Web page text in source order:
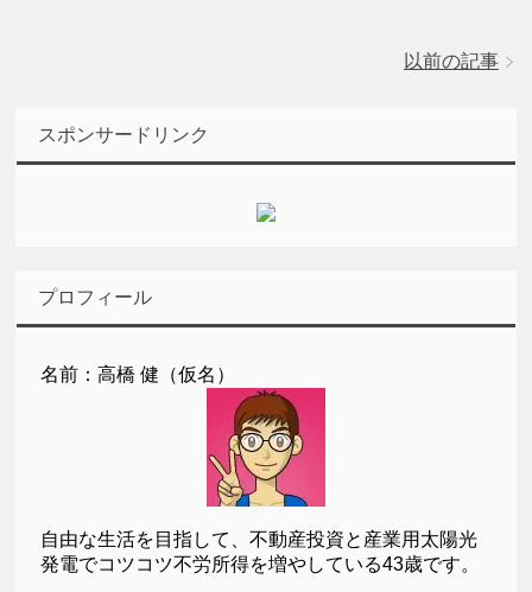
以前の記事
スポンサードリンク
プロフィール
名前：高橋 健（仮名）
自由な生活を目指して、不動産投資と産業用太陽光
発電でコツコツ不労所得を増やしている43歳です。